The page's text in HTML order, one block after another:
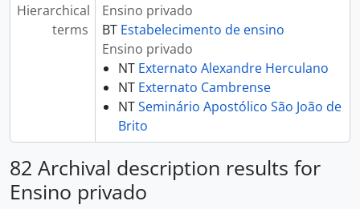
Hierarchical
terms
Ensino privado
BT Estabelecimento de ensino
Ensino privado
NT Externato Alexandre Herculano
NT Externato Cambrense
NTSeminário Apostólico São João de
Brito
82 Archival description results for
Ensino privado